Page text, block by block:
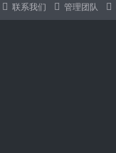
管理团队
联系我们